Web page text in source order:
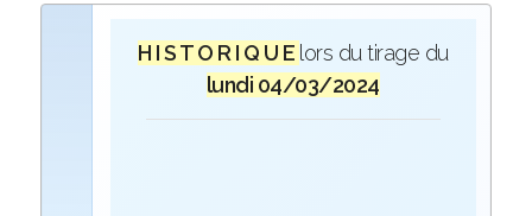
H I S T O R I Q U E lors du tirage du
lundi 04/03/2024